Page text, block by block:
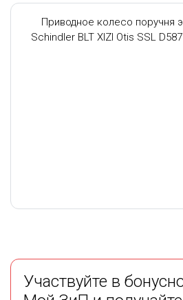
Приводное колесо поручня
Schindler BLT XIZI Otis SSL
Участвуйте в